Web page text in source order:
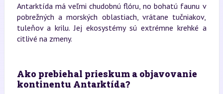
Antarktída má veľmi chudobnú flóru, no bohatú faunu v
pobrežných a morských oblastiach, vrátane tučniakov,
tuleňov a krilu. Jej ekosystémy sú extrémne krehké a
citlivé na zmeny.
Ako prebiehal prieskum a objavovanie
kontinentu Antarktída?